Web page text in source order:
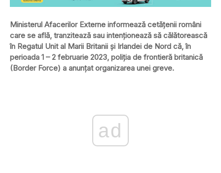
Ministerul Afacerilor Externe informează cetăţenii români
care se află, tranzitează sau intenţionează să călătorească
în Regatul Unit al Marii Britanii şi Irlandei de Nord că, în
perioada 1 – 2 februarie 2023, poliţia de frontieră britanică
(Border Force) a anunţat organizarea unei greve.
ad